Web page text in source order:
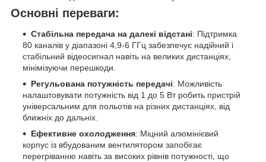
Основні переваги:
Стабільна передача на далекі відстані: Підтримка
80 каналів у діапазоні 4,9-6 ГГц забезпечує надійний і
стабільний відеосигнал навіть на великих дистанціях,
мінімізуючи перешкоди.
Регульована потужність передачі: Можливість
налаштовувати потужність від 1 до 5 Вт робить пристрій
універсальним для польотів на різних дистанціях, від
ближніх до дальніх.
Ефективне охолодження: Міцний алюмінієвий
корпус із вбудованим вентилятором запобігає
перегріванню навіть за високих рівнів потужності, що